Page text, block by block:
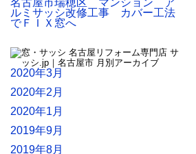
名古屋市瑞穂区 マンション ア
ルミサッシ改修工事 カバー工法
でＦＩＸ窓へ
2020年3月
2020年2月
2020年1月
2019年9月
2019年8月